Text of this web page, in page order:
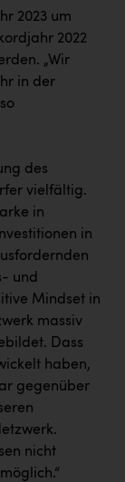
2023 um
2022
„Wir
in der
des
vielfältig.
in
in
und
Mindset in
massiv
Dass
haben,
gegenüber
nicht